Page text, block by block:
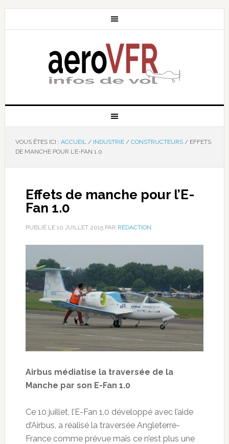
VOUS ÊTES ICI : ACCUEIL / INDUSTRIE / CONSTRUCTEURS /EFFETS
DE MANCHE POUR L’E-FAN 1.0
Effets de manche pour l’E-
Fan 1.0
PUBLIÉ LE 10 JUILLET 2015PAR RÉDACTION
Airbus médiatise la traversée de la
Manche par son E-Fan 1.0
Ce 10 juillet, l’E-Fan 1.0 développé avec l’aide
d’Airbus, a réalisé la traversée Angleterre-
France comme prévue mais ce n’est plus une